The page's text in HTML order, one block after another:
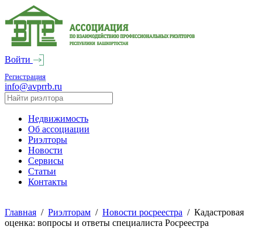
Войти
Регистрация
info@avprrb.ru
Недвижимость
Об ассоциации
Риэлторы
Новости
Сервисы
Статьи
Контакты
Главная / Риэлторам / Новости росреестра / Кадастровая
оценка: вопросы и ответы специалиста Росреестра